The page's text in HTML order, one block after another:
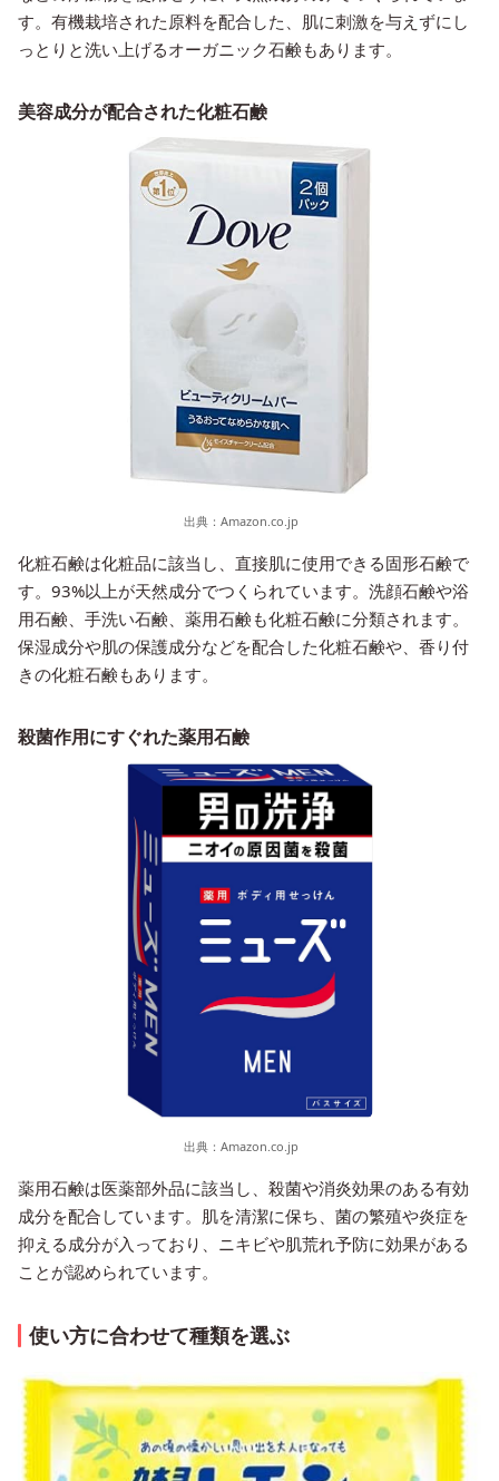
す。有機栽培された原料を配合した、肌に刺激を与えずにし
っとりと洗い上げるオーガニック石鹸もあります。
美容成分が配合された化粧石鹸
出典： Amazon.co.jp
化粧石鹸は化粧品に該当し、直接肌に使用できる固形石鹸で
す。93%以上が天然成分でつくられています。洗顔石鹸や浴
用石鹸、手洗い石鹸、薬用石鹸も化粧石鹸に分類されます。
保湿成分や肌の保護成分などを配合した化粧石鹸や、香り付
きの化粧石鹸もあります。
殺菌作用にすぐれた薬用石鹸
出典： Amazon.co.jp
薬用石鹸は医薬部外品に該当し、殺菌や消炎効果のある有効
成分を配合しています。肌を清潔に保ち、菌の繁殖や炎症を
抑える成分が入っており、ニキビや肌荒れ予防に効果がある
ことが認められています。
使い方に合わせて種類を選ぶ